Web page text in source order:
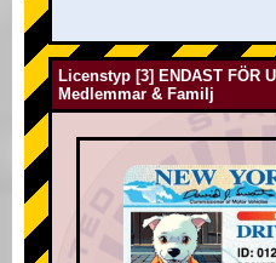
Licenstyp [3] ENDAST FÖR
Medlemmar & Familj